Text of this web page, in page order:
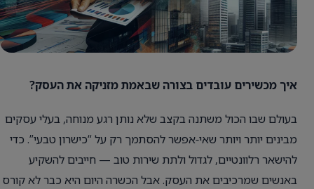
איך מכשירים עובדים בצורה שבאמת מזניקה את העסק?
בעולם שבו הכול משתנה בקצב שלא נותן רגע מנוחה, בעלי עסקים
מבינים יותר ויותר שאי‑אפשר להסתמך רק על “כישרון טבעי”. כדי
להישאר רלוונטיים, לגדול ולתת שירות טוב — חייבים להשקיע
באנשים שמרכיבים את העסק. אבל הכשרה היום היא כבר לא קורס